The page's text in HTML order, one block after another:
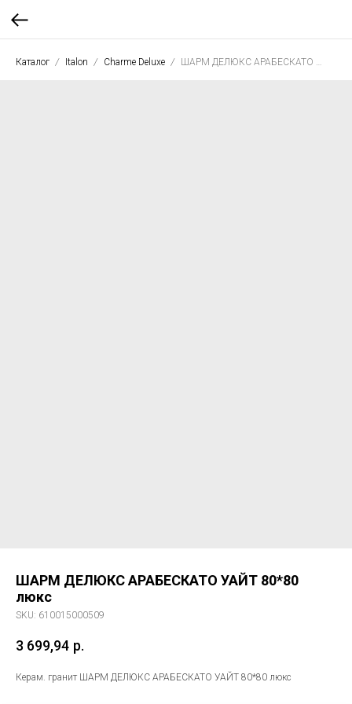
Каталог Italon Charme Deluxe
ШАРМ ДЕЛЮКС АРАБЕСКАТО УАЙТ 80*80
люкс
SKU: 610015000509
3 699,94 р.
Керам. гранит ШАРМ ДЕЛЮКС АРАБЕСКАТО УАЙТ 80*80 люкс